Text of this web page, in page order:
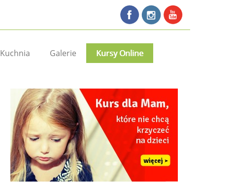
Kuchnia Galerie Kursy Online